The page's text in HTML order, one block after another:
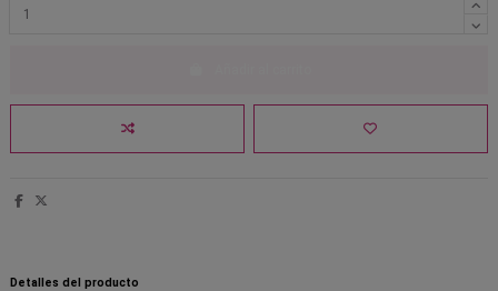
Detalles del producto